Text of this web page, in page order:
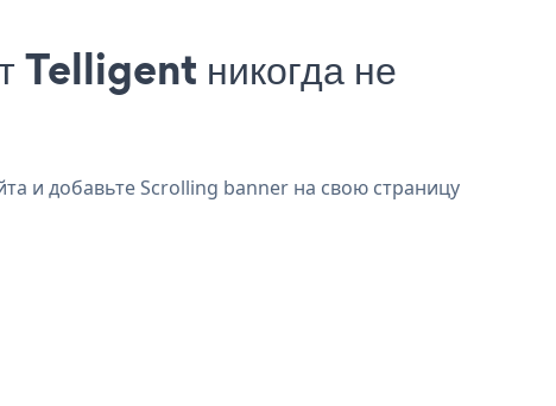
Telligent никогда не
и добавьте Scrolling banner на свою страницу